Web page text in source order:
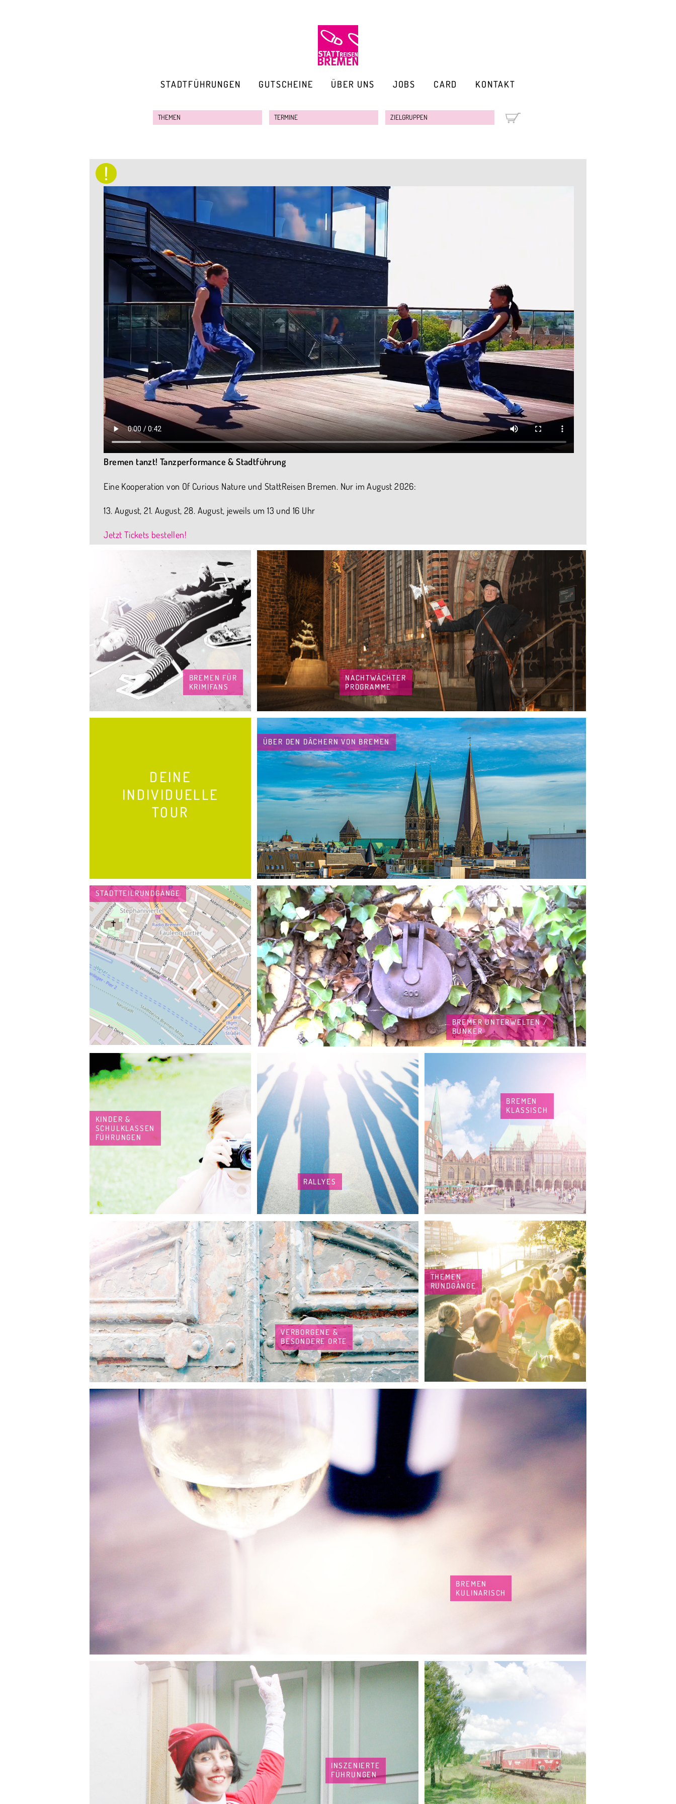
STADTFÜHRUNGEN GUTSCHEINE ÜBER UNS JOBS CARD KONTAKT
!
Bremen tanzt! Tanzperformance & Stadtführung
Eine Kooperation von Of Curious Nature und StattReisen Bremen. Nur im August 2026:
13. August, 21. August, 28. August, jeweils um 13 und 16 Uhr
Jetzt Tickets bestellen!
BREMEN FÜR
KRIMIFANS
NACHTWÄCHTER
PROGRAMME
DEINE
INDIVIDUELLE
TOUR
ÜBER DEN DÄCHERN VON BREMEN
STADTTEILRUNDGÄNGE
BREMER UNTERWELTEN /
BUNKER
KINDER &
SCHULKLASSEN
FÜHRUNGEN
RALLYES
BREMEN
KLASSISCH
VERBORGENE &
BESONDERE ORTE
THEMEN
RUNDGÄNGE
BREMEN
KULINARISCH
INSZENIERTE
FÜHRUNGEN